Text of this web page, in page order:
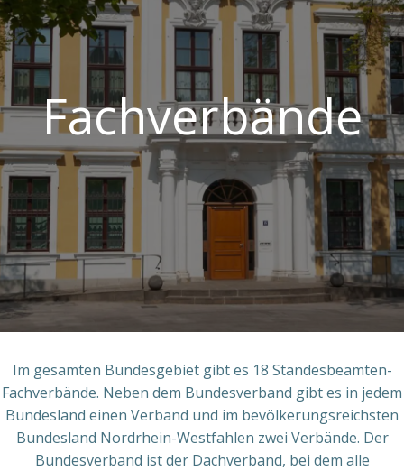
Fachverbände
Im gesamten Bundesgebiet gibt es 18 Standesbeamten-
Fachverbände. Neben dem Bundesverband gibt es in jedem
Bundesland einen Verband und im bevölkerungsreichsten
Bundesland Nordrhein-Westfahlen zwei Verbände. Der
Bundesverband ist der Dachverband, bei dem alle